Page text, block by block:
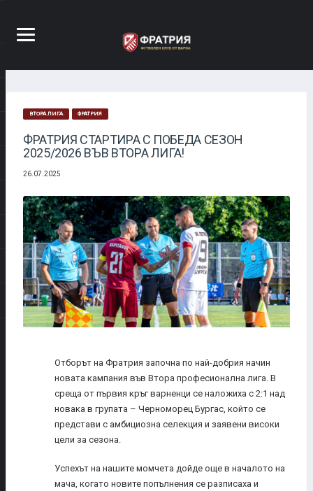
ВТОРА ЛИГА ФРАТРИЯ
ФРАТРИЯ СТАРТИРА С ПОБЕДА СЕЗОН
2025/2026 ВЪВ ВТОРА ЛИГА!
26.07.2025
Отборът на Фратрия започна по най-добрия начин
новата кампания във Втора професионална лига. В
среща от първия кръг варненци се наложиха с 2:1 над
новака в групата – Черноморец Бургас, който се
представи с амбициозна селекция и заявени високи
цели за сезона.
Успехът на нашите момчета дойде още в началото на
мача, когато новите попълнения се разписаха и